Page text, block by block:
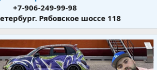
+7-906-249-99-98
Рябовское шоссе 118